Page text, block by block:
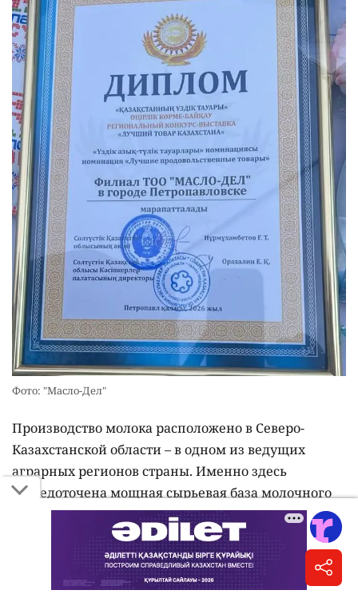
Фото: "Масло-Дел"
Производство молока расположено в Северо-
Казахстанской области – в одном из ведущих
аграрных регионов страны. Именно здесь
сосредоточена мощная сырьевая база молочного
животноводства, благодаря которой предприятие
получает натуральное отборное молоко от
местных сельхозпроизводителей.